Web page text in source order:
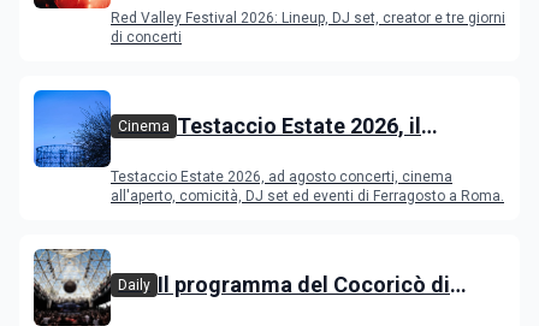
Red Valley Festival 2026: Lineup, DJ set, creator e tre giorni
di concerti
Cinema Testaccio Estate 2026, il
Ferragosto
Testaccio Estate 2026, ad agosto concerti, cinema
all'aperto, comicità, DJ set ed eventi di Ferragosto a Roma.
Daily Il programma del Cocoricò di